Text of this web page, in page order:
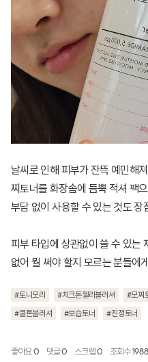
날씨로 인해 피부가 잔뜩 예민해
찌토너를 화장솜에 듬뿍 적셔 팩
부담 없이 사용할 수 있는 것도 장
피부 타입에 상관없이 쓸 수 있는
없어 뭘 써야 할지 모르는 분들에
#토니모리 #치크톤젤리블러셔 #모찌
#쿨톤블러셔 #보습토너 #진정토너
좋아요 0 댓글0 스크랩0 조회수1988